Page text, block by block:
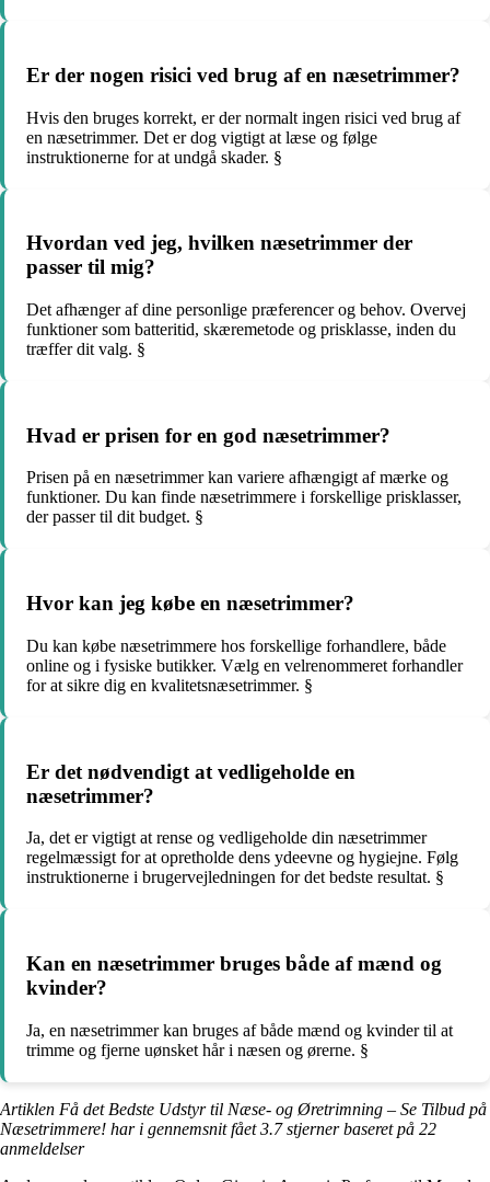
Er der nogen risici ved brug af en næsetrimmer?
Hvis den bruges korrekt, er der normalt ingen risici ved brug af
en næsetrimmer. Det er dog vigtigt at læse og følge
instruktionerne for at undgå skader. §
Hvordan ved jeg, hvilken næsetrimmer der
passer til mig?
Det afhænger af dine personlige præferencer og behov. Overvej
funktioner som batteritid, skæremetode og prisklasse, inden du
træffer dit valg. §
Hvad er prisen for en god næsetrimmer?
Prisen på en næsetrimmer kan variere afhængigt af mærke og
funktioner. Du kan finde næsetrimmere i forskellige prisklasser,
der passer til dit budget. §
Hvor kan jeg købe en næsetrimmer?
Du kan købe næsetrimmere hos forskellige forhandlere, både
online og i fysiske butikker. Vælg en velrenommeret forhandler
for at sikre dig en kvalitetsnæsetrimmer. §
Er det nødvendigt at vedligeholde en
næsetrimmer?
Ja, det er vigtigt at rense og vedligeholde din næsetrimmer
regelmæssigt for at opretholde dens ydeevne og hygiejne. Følg
instruktionerne i brugervejledningen for det bedste resultat. §
Kan en næsetrimmer bruges både af mænd og
kvinder?
Ja, en næsetrimmer kan bruges af både mænd og kvinder til at
trimme og fjerne uønsket hår i næsen og ørerne. §
Artiklen Få det Bedste Udstyr til Næse- og Øretrimning – Se Tilbud på
Næsetrimmere! har i gennemsnit fået3.7stjerner baseret på 22
anmeldelser